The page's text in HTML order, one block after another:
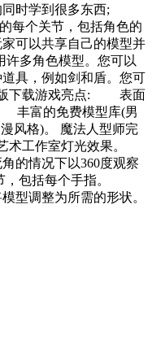
同时学到很多东西;
每个关节，包括角色的
可以共享自己的模型并
多角色模型。您可以
具，例如剑和盾。您可
版下载游戏亮点: 表面
丰富的免费模型库(男
风格)。 魔法人型师完
工作室灯光效果。
的情况下以360度观察
，包括每个手指。
型调整为所需的形状。